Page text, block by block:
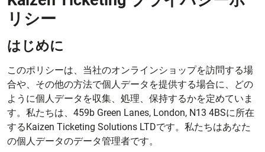
リシー
はじめに
このポリシーは、当社のオンラインショップを訪問する場
合や、その他の方法で個人データを提供する場合に、どの
ように個人データを収集、処理、保持するかを定めていま
す。私たちは、459b Green Lanes, London, N13 4BSに所在
するKaizen Ticketing Solutions LTDです。私たちはあなた
の個人データのデータ管理者です。